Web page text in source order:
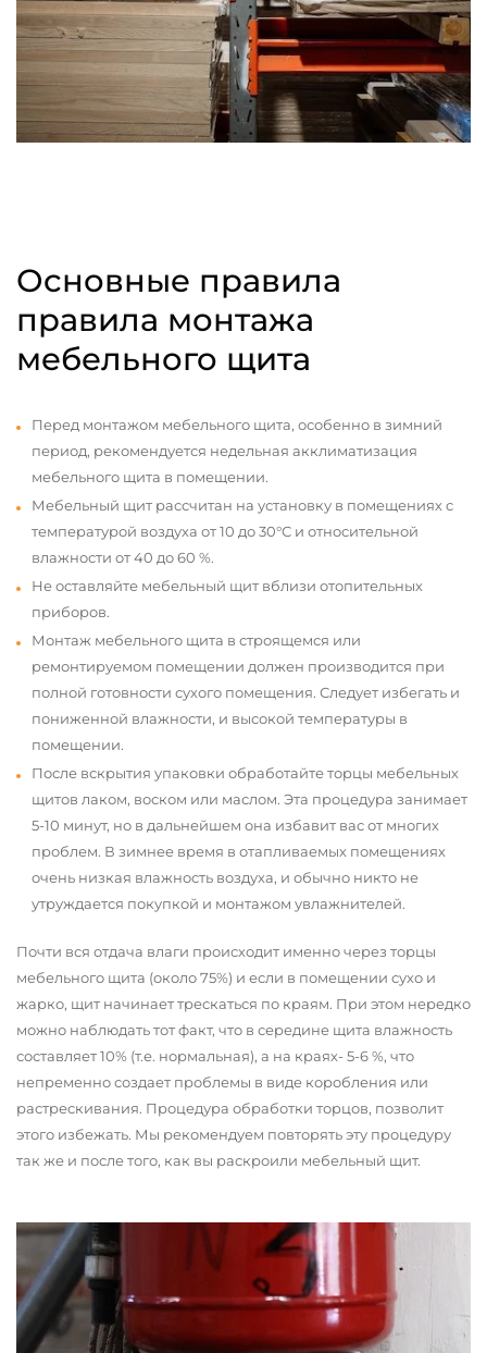
Основные правила
правила монтажа
мебельного щита
Перед монтажом мебельного щита, особенно в зимний
период, рекомендуется недельная акклиматизация
мебельного щита в помещении.
Мебельный щит рассчитан на установку в помещениях с
температурой воздуха от 10 до 30°С и относительной
влажности от 40 до 60 %.
Не оставляйте мебельный щит вблизи отопительных
приборов.
Монтаж мебельного щита в строящемся или
ремонтируемом помещении должен производится при
полной готовности сухого помещения. Следует избегать и
пониженной влажности, и высокой температуры в
помещении.
После вскрытия упаковки обработайте торцы мебельных
щитов лаком, воском или маслом. Эта процедура занимает
5-10 минут, но в дальнейшем она избавит вас от многих
проблем. В зимнее время в отапливаемых помещениях
очень низкая влажность воздуха, и обычно никто не
утруждается покупкой и монтажом увлажнителей.
Почти вся отдача влаги происходит именно через торцы
мебельного щита (около 75%) и если в помещении сухо и
жарко, щит начинает трескаться по краям. При этом нередко
можно наблюдать тот факт, что в середине щита влажность
составляет 10% (т.е. нормальная), а на краях- 5-6 %, что
непременно создает проблемы в виде коробления или
растрескивания. Процедура обработки торцов, позволит
этого избежать. Мы рекомендуем повторять эту процедуру
так же и после того, как вы раскроили мебельный щит.